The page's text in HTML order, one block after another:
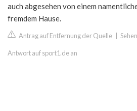
auch abgesehen von einem
fremdem Hause.
Antrag auf Entfernung der Quelle
Antwort auf sport1.de an